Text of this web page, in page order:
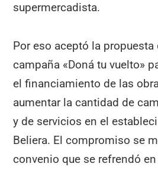
supermercadista.
Por eso aceptó la
campaña «Doná tu vuelto»
el financiamiento de las
aumentar la cantidad de
y de servicios en el
Beliera. El compromiso se
convenio que se refrendó